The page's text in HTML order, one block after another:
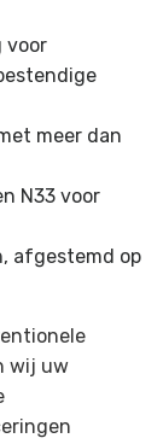
voor
meer dan
N33 voor
afgestemd op
wij uw